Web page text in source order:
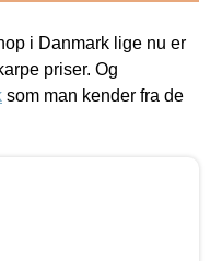
i Danmark lige nu er
priser. Og
som man kender fra de